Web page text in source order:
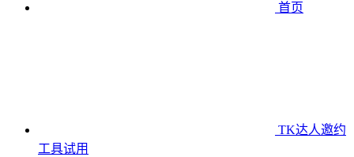
首页
TK达人邀约
工具试用